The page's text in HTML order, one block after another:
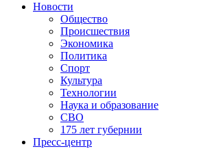
Новости
Общество
Происшествия
Экономика
Политика
Спорт
Культура
Технологии
Наука и образование
СВО
175 лет губернии
Пресс-центр